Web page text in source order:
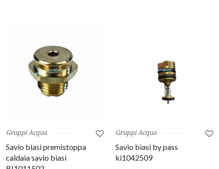
Gruppi Acqua
Savio biasi premistoppa
caldaia savio biasi
Gruppi Acqua
Savio biasi by pass
ki1042509